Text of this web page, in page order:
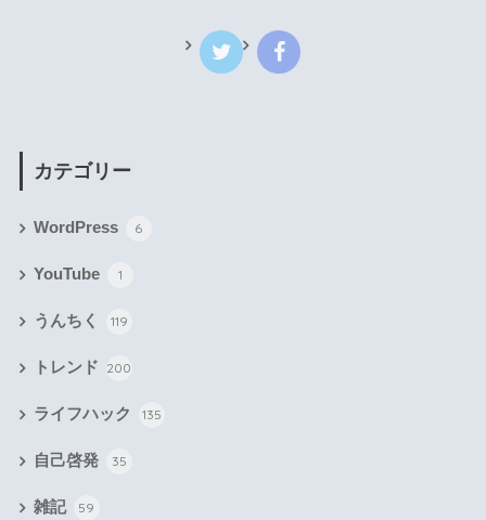
カテゴリー
WordPress 6
YouTube 1
うんちく 119
トレンド 200
ライフハック 135
自己啓発 35
雑記 59